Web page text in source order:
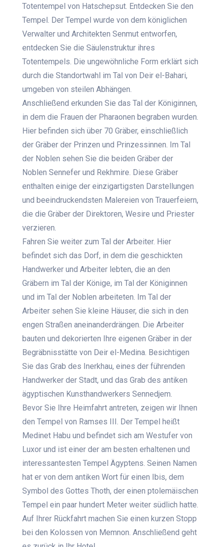
Totentempel von Hatschepsut. Entdecken Sie den
Tempel. Der Tempel wurde von dem königlichen
Verwalter und Architekten Senmut entworfen,
entdecken Sie die Säulenstruktur ihres
Totentempels. Die ungewöhnliche Form erklärt sich
durch die Standortwahl im Tal von Deir el-Bahari,
umgeben von steilen Abhängen.
Anschließend erkunden Sie das Tal der Königinnen,
in dem die Frauen der Pharaonen begraben wurden.
Hier befinden sich über 70 Gräber, einschließlich
der Gräber der Prinzen und Prinzessinnen. Im Tal
der Noblen sehen Sie die beiden Gräber der
Noblen Sennefer und Rekhmire. Diese Gräber
enthalten einige der einzigartigsten Darstellungen
und beeindruckendsten Malereien von Trauerfeiern,
die die Gräber der Direktoren, Wesire und Priester
verzieren.
Fahren Sie weiter zum Tal der Arbeiter. Hier
befindet sich das Dorf, in dem die geschickten
Handwerker und Arbeiter lebten, die an den
Gräbern im Tal der Könige, im Tal der Königinnen
und im Tal der Noblen arbeiteten. Im Tal der
Arbeiter sehen Sie kleine Häuser, die sich in den
engen Straßen aneinanderdrängen. Die Arbeiter
bauten und dekorierten Ihre eigenen Gräber in der
Begräbnisstätte von Deir el-Medina. Besichtigen
Sie das Grab des Inerkhau, eines der führenden
Handwerker der Stadt, und das Grab des antiken
ägyptischen Kunsthandwerkers Sennedjem.
Bevor Sie Ihre Heimfahrt antreten, zeigen wir Ihnen
den Tempel von Ramses III. Der Tempel heißt
Medinet Habu und befindet sich am Westufer von
Luxor und ist einer der am besten erhaltenen und
interessantesten Tempel Ägyptens. Seinen Namen
hat er von dem antiken Wort für einen Ibis, dem
Symbol des Gottes Thoth, der einen ptolemäischen
Tempel ein paar hundert Meter weiter südlich hatte.
Auf Ihrer Rückfahrt machen Sie einen kurzen Stopp
bei den Kolossen von Memnon. Anschließend geht